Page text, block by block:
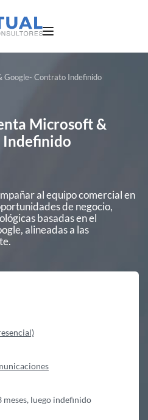
Google- Contrato Indefinido
Microsoft &
Indefinido
al equipo comercial en
de negocio,
basadas en el
alineadas a las
meses, luego indefinido